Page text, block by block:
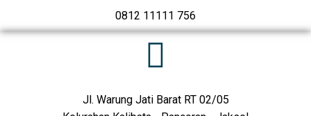
0812 11111 756
Jl. Warung Jati Barat RT 02/05